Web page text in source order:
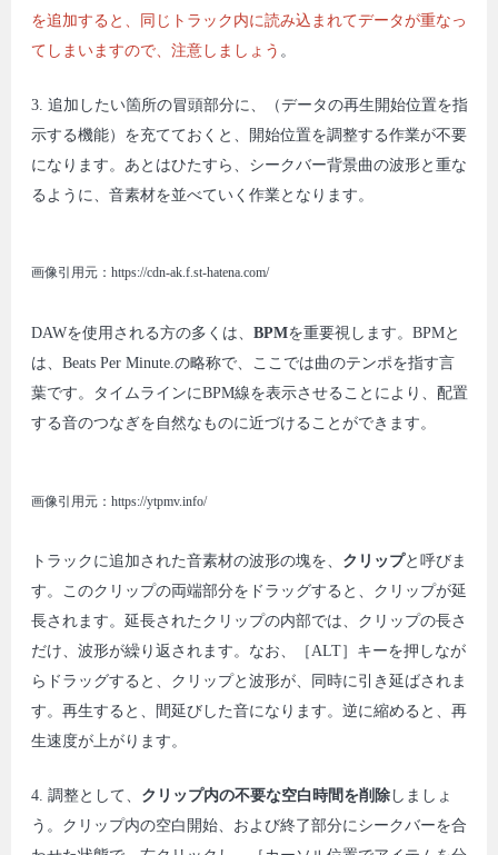
を追加すると、同じトラック内に読み込まれてデータが重なっ
てしまいますので、注意しましょう 。
3. 追加したい箇所の冒頭部分に、（データの再生開始位置を指
示する機能）を充てておくと、開始位置を調整する作業が不要
になります。あとはひたすら、シークバー背景曲の波形と重な
るように、音素材を並べていく作業となります。
画像引用元：https://cdn-ak.f.st-hatena.com/
DAWを使用される方の多くは、 BPMを重要視します。BPMと
は、Beats Per Minute.の略称で、ここでは曲のテンポを指す言
葉です。タイムラインにBPM線を表示させることにより、配置
する音のつなぎを自然なものに近づけることができます。
画像引用元：https://ytpmv.info/
トラックに追加された音素材の波形の塊を、 クリップと呼びま
す。このクリップの両端部分をドラッグすると、クリップが延
長されます。延長されたクリップの内部では、クリップの長さ
だけ、波形が繰り返されます。なお、［ALT］キーを押しなが
らドラッグすると、クリップと波形が、同時に引き延ばされま
す。再生すると、間延びした音になります。逆に縮めると、再
生速度が上がります。
4. 調整として、 クリップ内の不要な空白時間を削除しましょ
う。クリップ内の空白開始、および終了部分にシークバーを合